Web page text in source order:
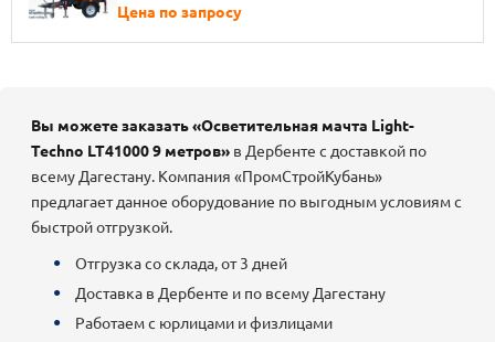
Цена по запросу
Вы можете заказать «Осветительная мачта Light-
Techno LT41000 9 метров» в Дербенте с доставкой по
всему Дагестану. Компания «ПромСтройКубань»
предлагает данное оборудование по выгодным условиям с
быстрой отгрузкой.
Отгрузка со склада, от 3 дней
Доставка в Дербенте и по всему Дагестану
Работаем с юрлицами и физлицами